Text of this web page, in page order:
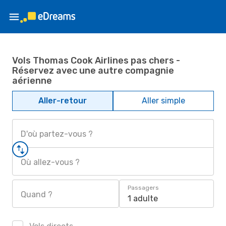
Vols Thomas Cook Airlines pas chers -
Réservez avec une autre compagnie
aérienne
Aller-retour Aller simple
D'où partez-vous ?
Où allez-vous ?
Quand ?
Passagers
1 adulte